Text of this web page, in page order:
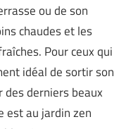
ou de son
chaudes et les
Pour ceux qui
idéal de sortir son
derniers beaux
est au jardin zen